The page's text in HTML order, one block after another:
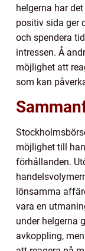
helgerna har
positiv sida ger
och spendera
intressen. Å
möjlighet att
som kan
möjlighet till
förhållanden.
lönsamma
vara en
under helgerna
avkoppling,